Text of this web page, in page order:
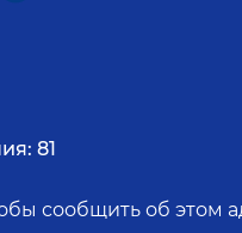
81
сообщить об этом